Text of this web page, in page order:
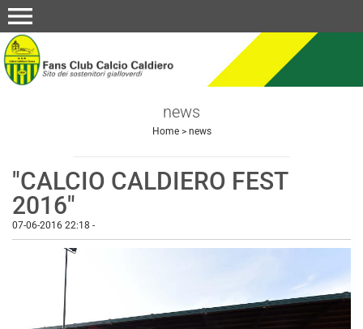
menu
news
Home> news
"CALCIO CALDIERO FEST
2016"
07-06-2016 22:18 -